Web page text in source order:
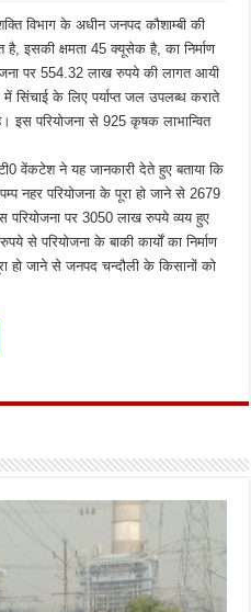
विभाग के अधीन जनपद कौशाम्बी की
है, इसकी क्षमता 45 क्यूसेक है, का निर्माण
पर 554.32 लाख रुपये की लागत आयी
सिंचाई के लिए पर्याप्त जल उपलब्ध कराते
इस परियोजना से 925 कृषक लाभान्वित
वेंकटेश ने यह जानकारी देते हुए बताया कि
नहर परियोजना के पूरा हो जाने से 2679
परियोजना पर 3050 लाख रुपये व्यय हुए
से परियोजना के बाकी कार्यों का निर्माण
हो जाने से जनपद चन्दौली के किसानों को
ar